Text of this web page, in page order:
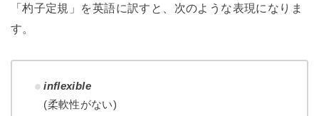
「杓子定規」を英語に訳すと、次のような表現になりま
す。
inflexible
(柔軟性がない)